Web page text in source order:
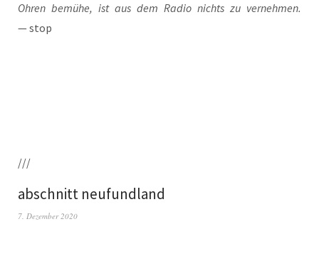
Ohren bemü­he, ist aus dem Radio nichts zu ver­neh­men.
— stop
///
abschnitt neufundland
7. Dezember 2020